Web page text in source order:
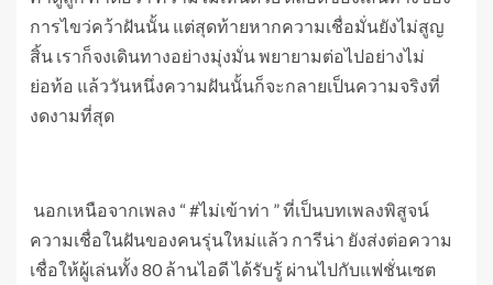
การไขว่คว้าฝันนั้น แต่สุดท้ายหากความเชื่อมั่นยังไม่สูญ
สิ้น เราก็จงเดินทางอย่างมุ่งมั่น พยายามต่อไปอย่างไม่
ย่อท้อ แล้ววันหนึ่งความฝันนั้นก็จะกลายเป็นความจริงที่
งดงามที่สุด
นอกเหนือจากเพลง “ #ไม่เข้าท่า ” ที่เป็นบทเพลงพิสูจน์
ความเชื่อในฝันของคนรุ่นใหม่แล้ว การีน่า ยังส่งต่อความ
เชื่อให้ผู้เล่นทั้ง 80 ล้านไอดี ได้รับรู้ ผ่านไปกับแฟชั่นเซต